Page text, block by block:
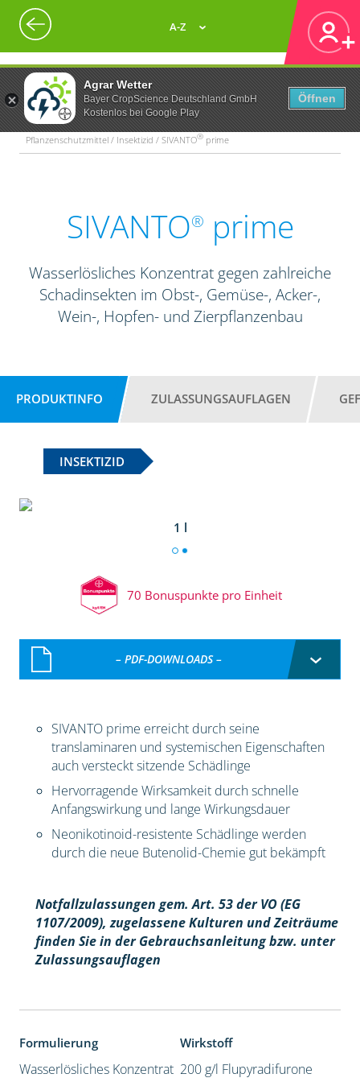
Agrar Wetter
Bayer CropScience Deutschland GmbH
Kostenlos bei Google Play
Öffnen
A-Z
Pflanzenschutzmittel / Insektizid / SIVANTO® prime
SIVANTO® prime
Wasserlösliches Konzentrat gegen zahlreiche
Schadinsekten im Obst-, Gemüse-, Acker-,
Wein-, Hopfen- und Zierpflanzenbau
PRODUKTINFO ZULASSUNGSAUFLAGEN
INSEKTIZID
1 l
70 Bonuspunkte pro Einheit
– PDF-DOWNLOADS –
SIVANTO prime erreicht durch seine
translaminaren und systemischen Eigenschaften
auch versteckt sitzende Schädlinge
Hervorragende Wirksamkeit durch schnelle
Anfangswirkung und lange Wirkungsdauer
Neonikotinoid-resistente Schädlinge werden
durch die neue Butenolid-Chemie gut bekämpft
Notfallzulassungen gem. Art. 53 der VO (EG
1107/2009), zugelassene Kulturen und Zeiträume
finden Sie in der Gebrauchsanleitung bzw. unter
Zulassungsauflagen
Formulierung
Wasserlösliches Konzentrat
Wirkstoff
200 g/l Flupyradifurone